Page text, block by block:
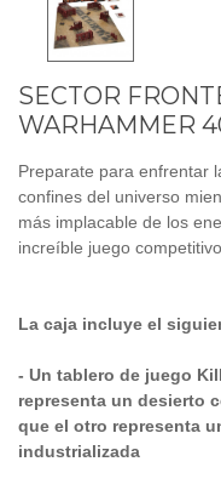
SECTOR
WARHAMMER
Preparate para enfrentar
confines del universo
más implacable de los
increíble juego
La caja incluye el
- Un tablero de juego
representa un desierto
que el otro representa
industrializada